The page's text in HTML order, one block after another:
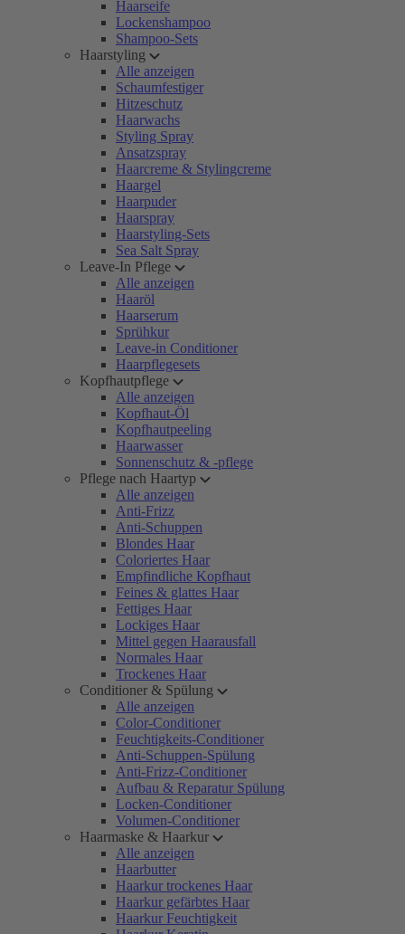
Haarseife
Lockenshampoo
Shampoo-Sets
Haarstyling
Alle anzeigen
Schaumfestiger
Hitzeschutz
Haarwachs
Styling Spray
Ansatzspray
Haarcreme & Stylingcreme
Haargel
Haarpuder
Haarspray
Haarstyling-Sets
Sea Salt Spray
Leave-In Pflege
Alle anzeigen
Haaröl
Haarserum
Sprühkur
Leave-in Conditioner
Haarpflegesets
Kopfhautpflege
Alle anzeigen
Kopfhaut-Öl
Kopfhautpeeling
Haarwasser
Sonnenschutz & -pflege
Pflege nach Haartyp
Alle anzeigen
Anti-Frizz
Anti-Schuppen
Blondes Haar
Coloriertes Haar
Empfindliche Kopfhaut
Feines & glattes Haar
Fettiges Haar
Lockiges Haar
Mittel gegen Haarausfall
Normales Haar
Trockenes Haar
Conditioner & Spülung
Alle anzeigen
Color-Conditioner
Feuchtigkeits-Conditioner
Anti-Schuppen-Spülung
Anti-Frizz-Conditioner
Aufbau & Reparatur Spülung
Locken-Conditioner
Volumen-Conditioner
Haarmaske & Haarkur
Alle anzeigen
Haarbutter
Haarkur trockenes Haar
Haarkur gefärbtes Haar
Haarkur Feuchtigkeit